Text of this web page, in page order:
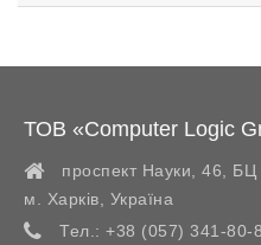
ТОВ «Computer Logic
проспект Науки, 46, БЦ
м. Харків
Україна
Тел.: +38 (057) 341-80-